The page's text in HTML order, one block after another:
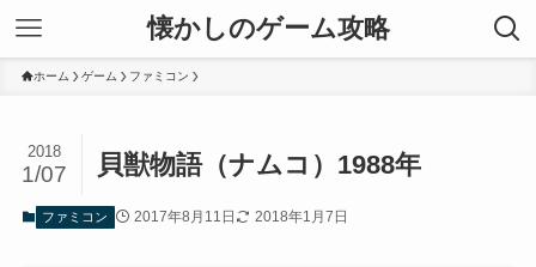
懐かしのゲーム攻略
ホーム ゲーム ファミコン
貝獣物語（ナムコ）1988年
2018
1/07
ファミコン 2017年8月11日 2018年1月7日